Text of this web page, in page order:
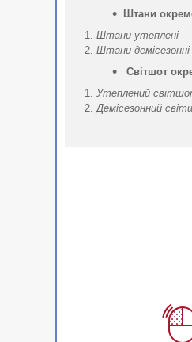
Штани
Штани утеплені
Штани демісезонні
Світшот
Утеплений
Демісезонний